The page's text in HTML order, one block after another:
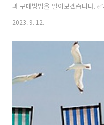
과 구매방법을 알아보겠습니다.
행은 총 2차례 나뉘어 서울시와 각
랑상품권 발행일정 서울사랑상품
항상 발행과 동시에 치열한 경쟁
사랑상품권 발행일정을 보면 이
와 시간대를 최대한 분산하여 발
랑상품권 발행일정 총 25개 서울
간대를 나누어 발행합니다. 시..
2023. 9. 12.